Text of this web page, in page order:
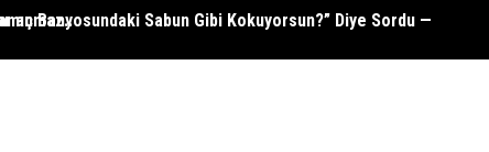
açmaz..Banyosundaki Sabun Gibi Kokuyorsun?” Diye Sordu —